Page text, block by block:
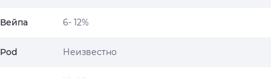
6- 12%
Неизвестно